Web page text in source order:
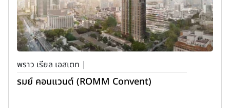
พราว เรียล เอสเตท |
รมย์ คอนแวนต์ (ROMM Convent)